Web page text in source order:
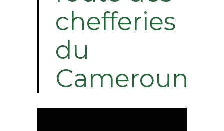
chefferies
du
Cameroun